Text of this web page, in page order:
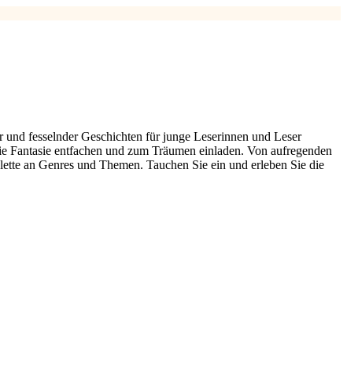
fesselnder Geschichten für junge Leserinnen und Leser
entfachen und zum Träumen einladen. Von aufregenden
an Genres und Themen. Tauchen Sie ein und erleben Sie die